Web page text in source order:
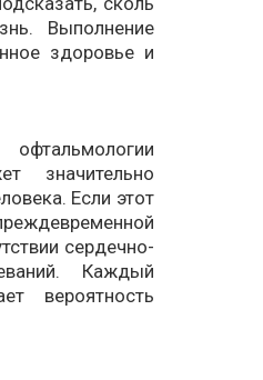
Выполнение
здоровье и
значительно
Если этот
сердечно-
Каждый
вероятность